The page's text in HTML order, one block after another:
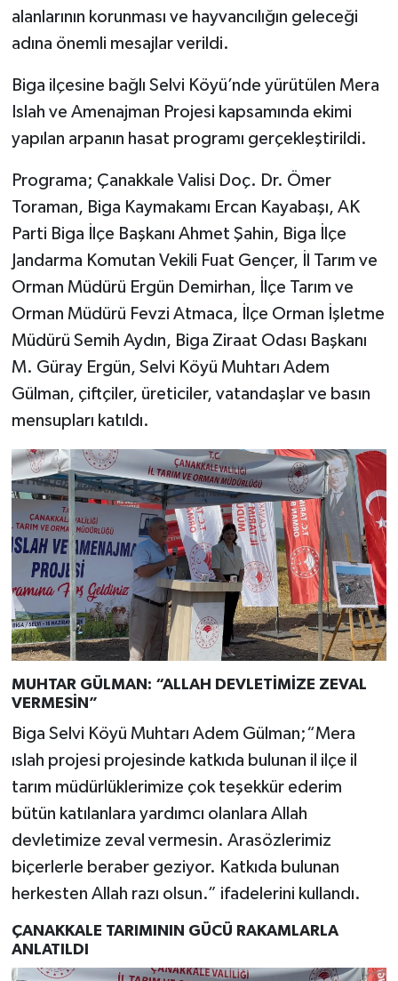
alanlarının korunması ve hayvancılığın geleceği
adına önemli mesajlar verildi.
Biga ilçesine bağlı Selvi Köyü’nde yürütülen Mera
Islah ve Amenajman Projesi kapsamında ekimi
yapılan arpanın hasat programı gerçekleştirildi.
Programa; Çanakkale Valisi Doç. Dr. Ömer
Toraman, Biga Kaymakamı Ercan Kayabaşı, AK
Parti Biga İlçe Başkanı Ahmet Şahin, Biga İlçe
Jandarma Komutan Vekili Fuat Gençer, İl Tarım ve
Orman Müdürü Ergün Demirhan, İlçe Tarım ve
Orman Müdürü Fevzi Atmaca, İlçe Orman İşletme
Müdürü Semih Aydın, Biga Ziraat Odası Başkanı
M. Güray Ergün, Selvi Köyü Muhtarı Adem
Gülman, çiftçiler, üreticiler, vatandaşlar ve basın
mensupları katıldı.
MUHTAR GÜLMAN: “ALLAH DEVLETİMİZE ZEVAL
VERMESİN”
Biga Selvi Köyü Muhtarı Adem Gülman;“Mera
ıslah projesi projesinde katkıda bulunan il ilçe il
tarım müdürlüklerimize çok teşekkür ederim
bütün katılanlara yardımcı olanlara Allah
devletimize zeval vermesin. Arasözlerimiz
biçerlerle beraber geziyor. Katkıda bulunan
herkesten Allah razı olsun.” ifadelerini kullandı.
ÇANAKKALE TARIMININ GÜCÜ RAKAMLARLA
ANLATILDI
Teknoloji
Yaşam